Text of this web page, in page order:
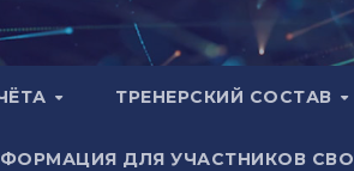
ТРЕНЕРСКИЙ СОСТАВ
ДЛЯ УЧАСТНИКОВ СВО